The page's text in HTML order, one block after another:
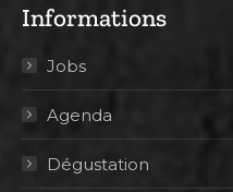
Informations
Jobs
Agenda
Dégustation